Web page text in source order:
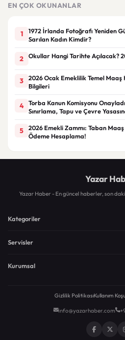
EN ÇOK OKUNANLAR
1
1972 İrlanda Fotoğrafı Yeniden
Sarılan Kadın Kimdir?
2 Okullar Hangi Tarihte Açılacak?
3
2026 Ocak Emeklilik Temel
Bilgileri
4
Torba Kanun Komisyonu
Sınırlama, Tapu ve Çevre
5
2026 Emekli Zammı: Taban
Ödeme Hesaplama!
Yazar
Yazar Haber - En güncel haberler, son
Kategoriler
Servisler
Kurumsal
Gizlilik PolitikasıKullanım
info@yazarhaber.com